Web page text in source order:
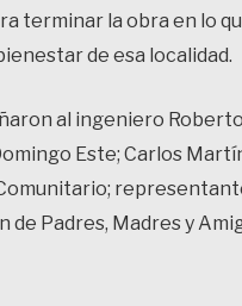
terminar la obra en lo
de esa localidad.
al ingeniero
Este; Carlos
de Padres, Madres y